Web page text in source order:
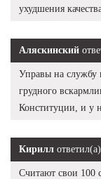
ухудшения
Аляскинский
Управы на службу
грудного
Конституции, и у
Кирилл ответил(а)
Считают свои 100